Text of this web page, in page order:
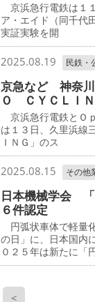
京浜急行電鉄は１
ア・エイド（同千代
実証実験を開
2025.08.19 民鉄・
京急など 神奈川
Ｏ ＣＹＣＬＩ
京浜急行電鉄とＯ
は１３日、久里浜線
ＩＮＧ」のス
2025.08.15 その他
日本機械学会
６件認定
円弧状車体で軽量
の日」に、日本国内
０２５年は新たに「
<